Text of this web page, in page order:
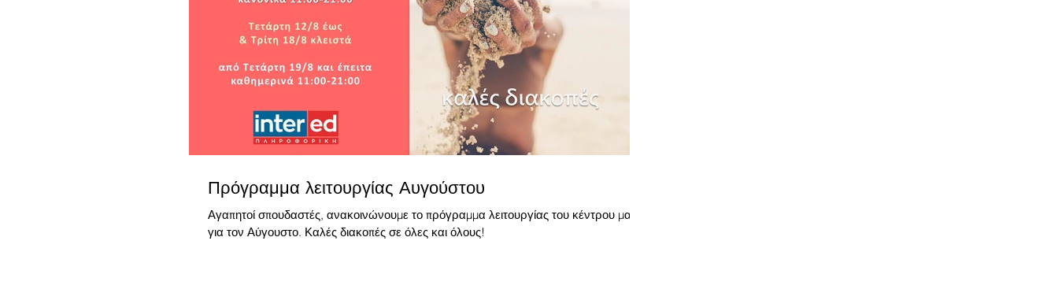
Πρόγραμμα λειτουργίας Αυγούστου
Αγαπητοί σπουδαστές, ανακοινώνουμε το πρόγραμμα λειτουργίας του κέντρου μας
για τον Αύγουστο. Καλές διακοπές σε όλες και όλους!